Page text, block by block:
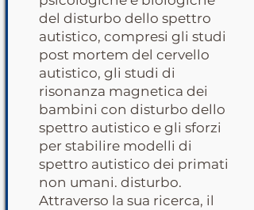
del disturbo dello spettro
autistico, compresi gli studi
post mortem del cervello
autistico, gli studi di
risonanza magnetica dei
bambini con disturbo dello
spettro autistico e gli sforzi
per stabilire modelli di
spettro autistico dei primati
non umani. disturbo.
Attraverso la sua ricerca, il